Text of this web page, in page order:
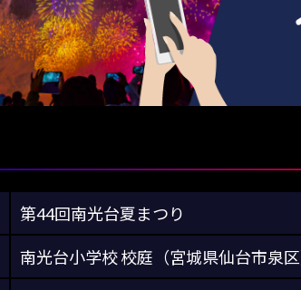
第44回南光台夏まつり
南光台小学校 校庭（宮城県仙台市泉区